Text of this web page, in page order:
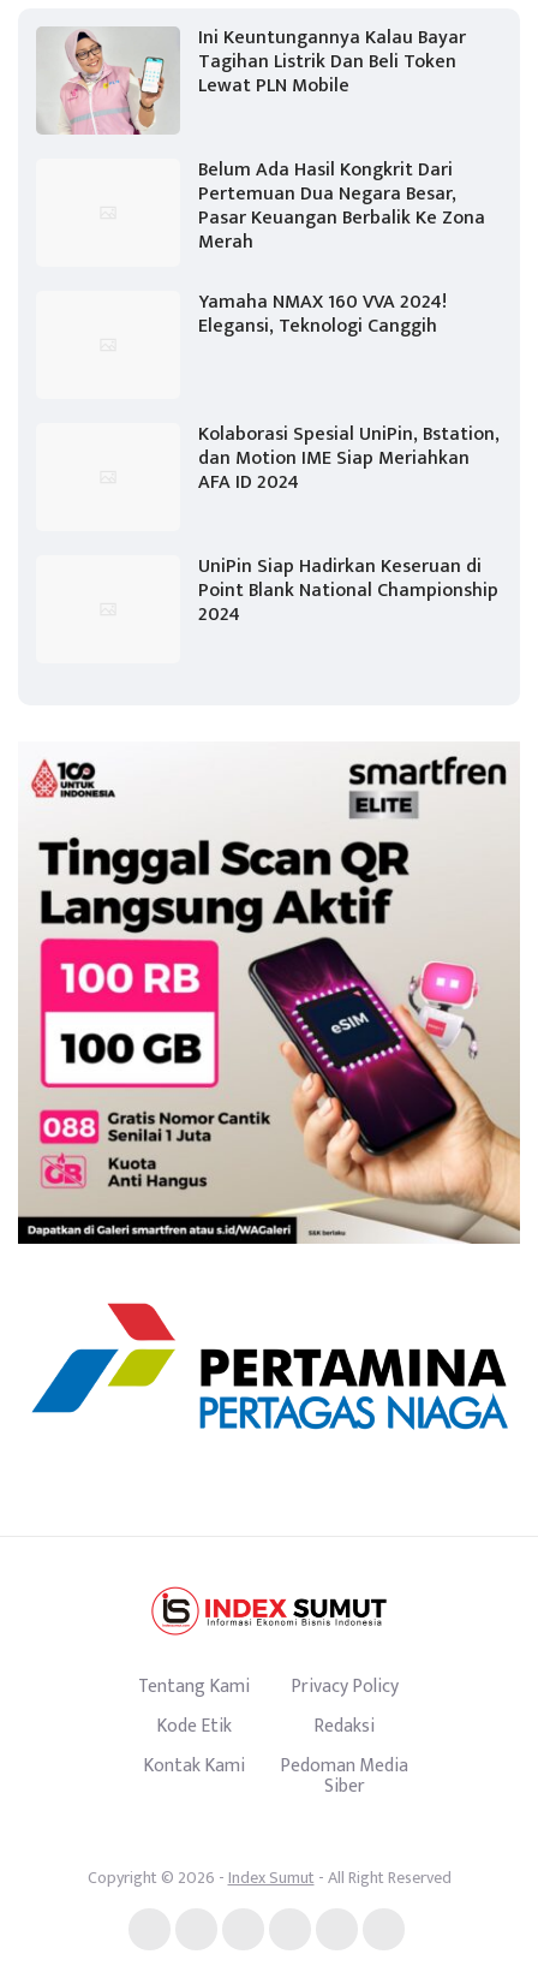
Ini Keuntungannya Kalau Bayar
Tagihan Listrik Dan Beli Token
Lewat PLN Mobile
Belum Ada Hasil Kongkrit Dari
Pertemuan Dua Negara Besar,
Pasar Keuangan Berbalik Ke Zona
Merah
Yamaha NMAX 160 VVA 2024!
Elegansi, Teknologi Canggih
Kolaborasi Spesial UniPin, Bstation,
dan Motion IME Siap Meriahkan
AFA ID 2024
UniPin Siap Hadirkan Keseruan di
Point Blank National Championship
2024
Tentang Kami
Privacy Policy
Kode Etik
Redaksi
Kontak Kami
Pedoman Media
Siber
Copyright © 2026 -Index Sumut - All Right Reserved